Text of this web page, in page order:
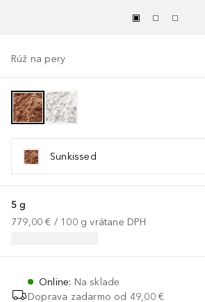
Rúž na pery
Sunkissed
5 g
779,00 € / 100 g vrátane DPH
Online: Na sklade
Doprava zadarmo od 49,00 €